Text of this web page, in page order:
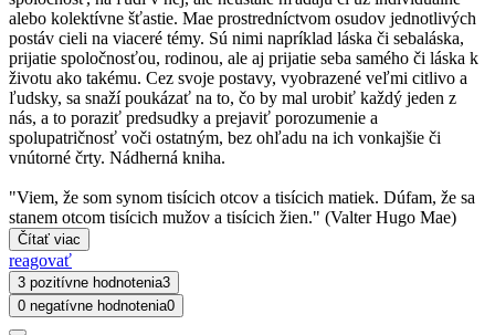
alebo kolektívne šťastie. Mae prostredníctvom osudov jednotlivých
postáv cieli na viaceré témy. Sú nimi napríklad láska či sebaláska,
prijatie spoločnosťou, rodinou, ale aj prijatie seba samého či láska k
životu ako takému. Cez svoje postavy, vyobrazené veľmi citlivo a
ľudsky, sa snaží poukázať na to, čo by mal urobiť každý jeden z
nás, a to poraziť predsudky a prejaviť porozumenie a
spolupatričnosť voči ostatným, bez ohľadu na ich vonkajšie či
vnútorné črty. Nádherná kniha.
"Viem, že som synom tisícich otcov a tisícich matiek. Dúfam, že sa
stanem otcom tisícich mužov a tisícich žien." (Valter Hugo Mae)
Čítať viac
reagovať
3 pozitívne hodnotenia3
0 negatívne hodnotenia0